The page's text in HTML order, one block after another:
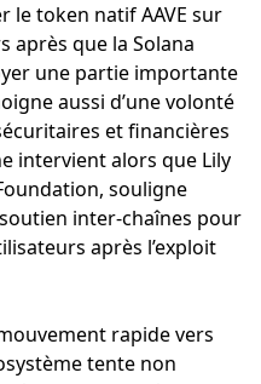
le token natif AAVE sur
après que la Solana
une partie importante
aussi d’une volonté
et financières
intervient alors que Lily
souligne
inter-chaînes pour
après l’exploit
rapide vers
tente non